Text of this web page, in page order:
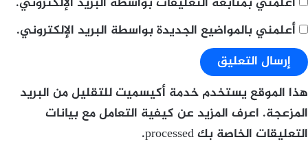
أعلمني بالمواضيع الجديدة بواسطة البريد الإلكتروني.
هذا الموقع يستخدم خدمة أكيسميت للتقليل من البريد
المزعجة. اعرف المزيد عن كيفية التعامل مع بيانات
التعليقات الخاصة بك processed
.